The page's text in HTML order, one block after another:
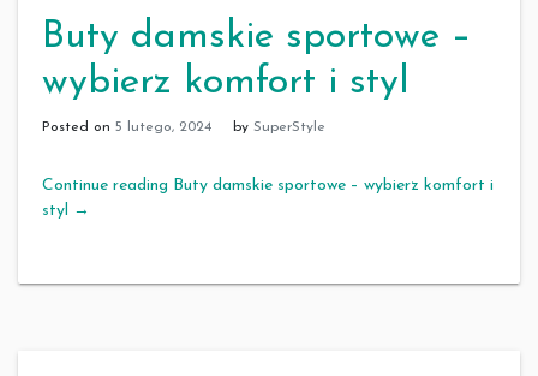
Buty damskie sportowe –
wybierz komfort i styl
Posted on 5 lutego, 2024 by SuperStyle
Continue reading Buty damskie sportowe – wybierz komfort i
styl →